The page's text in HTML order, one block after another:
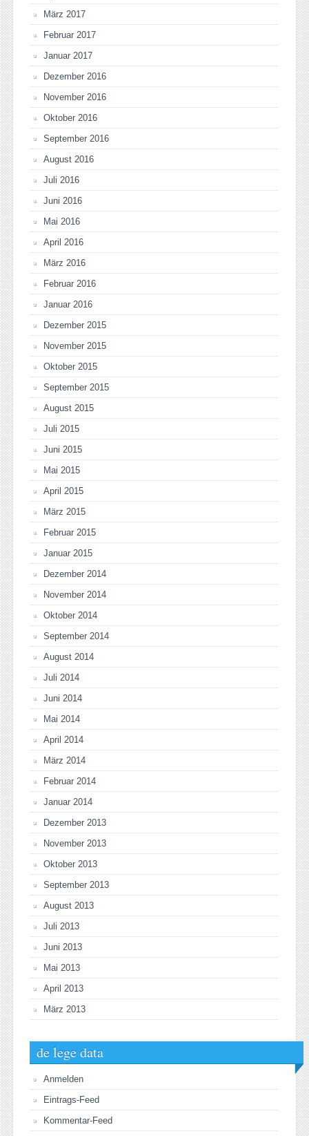
März 2017
Februar 2017
Januar 2017
Dezember 2016
November 2016
Oktober 2016
September 2016
August 2016
Juli 2016
Juni 2016
Mai 2016
April 2016
März 2016
Februar 2016
Januar 2016
Dezember 2015
November 2015
Oktober 2015
September 2015
August 2015
Juli 2015
Juni 2015
Mai 2015
April 2015
März 2015
Februar 2015
Januar 2015
Dezember 2014
November 2014
Oktober 2014
September 2014
August 2014
Juli 2014
Juni 2014
Mai 2014
April 2014
März 2014
Februar 2014
Januar 2014
Dezember 2013
November 2013
Oktober 2013
September 2013
August 2013
Juli 2013
Juni 2013
Mai 2013
April 2013
März 2013
de lege data
Anmelden
Eintrags-Feed
Kommentar-Feed